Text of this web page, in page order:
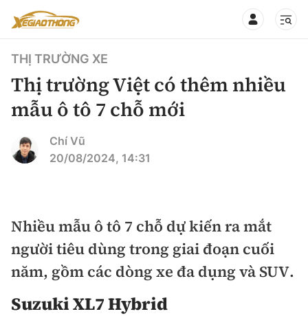
360° xe
Hạ tầng phương tiện
Góc nhìn
Xe du lịch
Xe chuyên dụng
Xe máy
Đánh giá xe
Đánh giá xe mới
So sánh
Tư vấn sử dụng
THỊ TRƯỜNG XE
Thị trường Việt có thêm nhiều
mẫu ô tô 7 chỗ mới
Chí Vũ
20/08/2024, 14:31
Nhiều mẫu ô tô 7 chỗ dự kiến ra mắt
người tiêu dùng trong giai đoạn cuối
năm, gồm các dòng xe đa dụng và SUV.
Suzuki XL7 Hybrid